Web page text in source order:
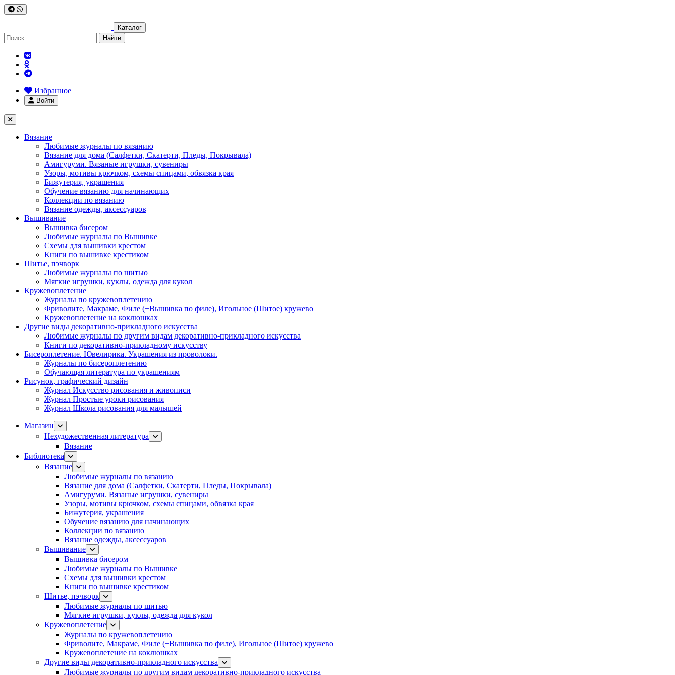
Каталог
Найти
Избранное
Войти
Вязание
Любимые журналы по вязанию
Вязание для дома (Салфетки, Скатерти, Пледы, Покрывала)
Амигуруми. Вязаные игрушки, сувениры
Узоры, мотивы крючком, схемы спицами, обвязка края
Бижутерия, украшения
Обучение вязанию для начинающих
Коллекции по вязанию
Вязание одежды, аксессуаров
Вышивание
Вышивка бисером
Любимые журналы по Вышивке
Схемы для вышивки крестом
Книги по вышивке крестиком
Шитье, пэчворк
Любимые журналы по шитью
Мягкие игрушки, куклы, одежда для кукол
Кружевоплетение
Журналы по кружевоплетению
Фриволите, Макраме, Филе (+Вышивка по филе), Игольное (Шитое) кружево
Кружевоплетение на коклюшках
Другие виды декоративно-прикладного искусства
Любимые журналы по другим видам декоративно-прикладного искусства
Книги по декоративно-прикладному искусству
Бисероплетение. Ювелирика. Украшения из проволоки.
Журналы по бисероплетению
Обучающая литература по украшениям
Рисунок, графический дизайн
Журнал Искусство рисования и живописи
Журнал Простые уроки рисования
Журнал Школа рисования для малышей
Магазин
Нехудожественная литература
Вязание
Библиотека
Вязание
Любимые журналы по вязанию
Вязание для дома (Салфетки, Скатерти, Пледы, Покрывала)
Амигуруми. Вязаные игрушки, сувениры
Узоры, мотивы крючком, схемы спицами, обвязка края
Бижутерия, украшения
Обучение вязанию для начинающих
Коллекции по вязанию
Вязание одежды, аксессуаров
Вышивание
Вышивка бисером
Любимые журналы по Вышивке
Схемы для вышивки крестом
Книги по вышивке крестиком
Шитье, пэчворк
Любимые журналы по шитью
Мягкие игрушки, куклы, одежда для кукол
Кружевоплетение
Журналы по кружевоплетению
Фриволите, Макраме, Филе (+Вышивка по филе), Игольное (Шитое) кружево
Кружевоплетение на коклюшках
Другие виды декоративно-прикладного искусства
Любимые журналы по другим видам декоративно-прикладного искусства